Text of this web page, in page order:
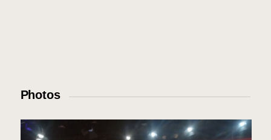
Photos